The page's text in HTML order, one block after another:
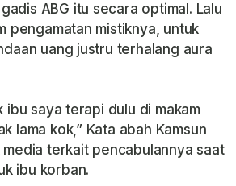
ABG itu secara optimal. Lalu
pengamatan mistiknya, untuk
uang justru terhalang aura
ibu saya terapi dulu di makam
lama kok,” Kata abah Kamsun
terkait pencabulannya saat
ibu korban.